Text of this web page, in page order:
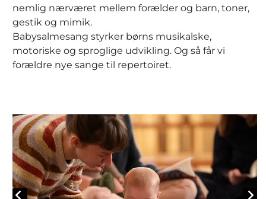
nemlig nærværet mellem forælder og barn, toner,
gestik og mimik.
Babysalmesang styrker børns musikalske,
motoriske og sproglige udvikling. Og så får vi
forældre nye sange til repertoiret.